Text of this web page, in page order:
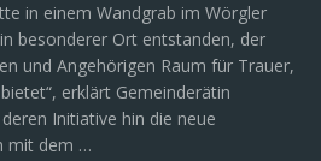
in einem Wandgrab im Wörgler
besonderer Ort entstanden, der
und Angehörigen Raum für Trauer,
erklärt Gemeinderätin
Initiative hin die neue
mit dem …